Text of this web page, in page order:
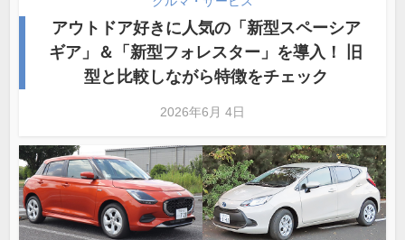
アウトドア好きに人気の「新型スペーシア
ギア」＆「新型フォレスター」を導入！ 旧
型と比較しながら特徴をチェック
2026年6月 4日